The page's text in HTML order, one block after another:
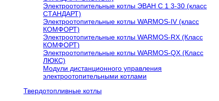
Электроотопительные котлы ЭВАН С 1 3-30 (класс
СТАНДАРТ)
Электроотопительные котлы WARMOS-IV (класс
КОМФОРТ)
Электроотопительные котлы WARMOS-RX (Класс
КОМФОРТ)
Электроотопительные котлы WARMOS-QX (Класс
ЛЮКС)
Модули дистанционного управления
электроотопительными котлами
Твердотопливные котлы